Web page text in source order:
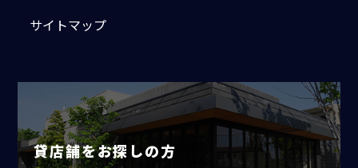
サイトマップ
貸店舗をお探しの方